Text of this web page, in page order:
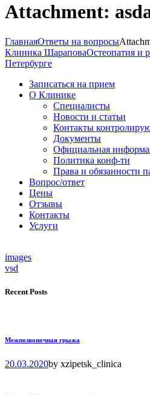
Attachment:
ГлавнаяОтветы на вопросы
Клиника ШараповаОстеопатия и
Петербурге
Записаться на прием
О Клинике
Специалисты
Новости и статьи
Контакты
Документы
Официальная
Политика конф-ти
Права и обязанности
Вопрос/ответ
Цены
Отзывы
Контакты
Услуги
images
vsd
Recent Posts
Межпозвоночная грыжа
20.03.2020by xzipetsk_clinica